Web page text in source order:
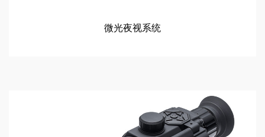
微光夜视系统